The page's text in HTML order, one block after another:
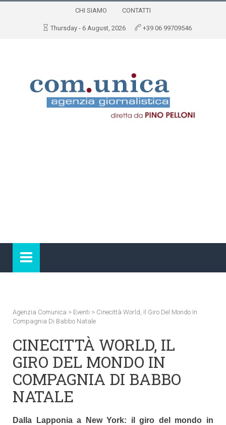
CHI SIAMO CONTATTI
Thursday - 6 August, 2026 +39 06 99709546
Agenzia Comunica > Eventi > Cinecittà World, Il Giro Del Mondo In
Compagnia Di Babbo Natale
CINECITTÀ WORLD, IL
GIRO DEL MONDO IN
COMPAGNIA DI BABBO
NATALE
Dalla Lapponia a New York: il giro del mondo in